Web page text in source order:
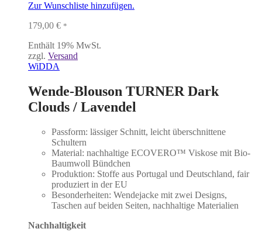
Zur Wunschliste hinzufügen.
179,00 € *
Enthält 19% MwSt.
zzgl. Versand
WiDDA
Wende-Blouson TURNER Dark
Clouds / Lavendel
Passform: lässiger Schnitt, leicht überschnittene
Schultern
Material: nachhaltige ECOVERO™ Viskose mit Bio-
Baumwoll Bündchen
Produktion: Stoffe aus Portugal und Deutschland, fair
produziert in der EU
Besonderheiten: Wendejacke mit zwei Designs,
Taschen auf beiden Seiten, nachhaltige Materialien
Nachhaltigkeit